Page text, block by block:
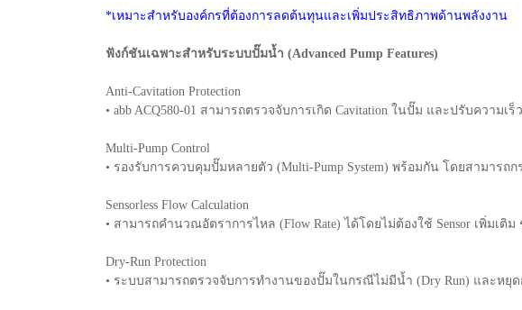
*เหมาะสำหรับองค์กรที่ต้องการลดต้นทุนและเพิ่มประสิทธิภาพด้านพลังงาน
ฟังก์ชันเฉพาะสำหรับระบบปั๊มน้ำ (Advanced Pump Features)
Anti-Cavitation Protection
• abb ACQ580-01 สามารถตรวจจับการเกิด Cavitation ในปั๊ม และปรับควา
Multi-Pump Control
• รองรับการควบคุมปั๊มหลายตัว (Multi-Pump System) พร้อมกัน โดยสามาร
Sensorless Flow Calculation
• สามารถคำนวณอัตราการไหล (Flow Rate) ได้โดยไม่ต้องใช้ Sensor เพิ่ม
Dry-Run Protection
• ระบบสามารถตรวจจับการทำงานของปั๊มในกรณีไม่มีน้ำ (Dry Run) และหยุ